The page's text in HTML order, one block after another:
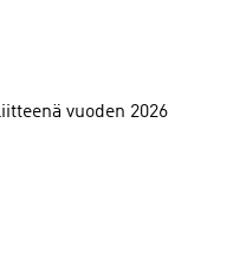
vuoden 2026